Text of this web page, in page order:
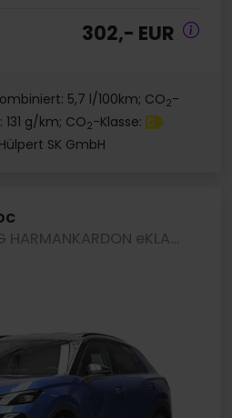
302,- EUR
5,7 l/100km; CO2-
g/km; CO2-Klasse: D
SK GmbH
T-Roc 1.5 R-LINE DSG HARMANKARDON eKLAPPE AHK